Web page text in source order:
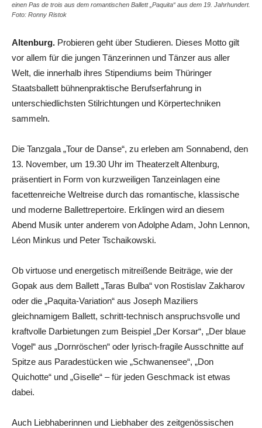
einen Pas de trois aus dem romantischen Ballett „Paquita“ aus dem 19. Jahrhundert.
Foto: Ronny Ristok
Altenburg. Probieren geht über Studieren. Dieses Motto gilt
vor allem für die jungen Tänzerinnen und Tänzer aus aller
Welt, die innerhalb ihres Stipendiums beim Thüringer
Staatsballett bühnenpraktische Berufserfahrung in
unterschiedlichsten Stilrichtungen und Körpertechniken
sammeln.
Die Tanzgala „Tour de Danse“, zu erleben am Sonnabend, den
13. November, um 19.30 Uhr im Theaterzelt Altenburg,
präsentiert in Form von kurzweiligen Tanzeinlagen eine
facettenreiche Weltreise durch das romantische, klassische
und moderne Ballettrepertoire. Erklingen wird an diesem
Abend Musik unter anderem von Adolphe Adam, John Lennon,
Léon Minkus und Peter Tschaikowski.
Ob virtuose und energetisch mitreißende Beiträge, wie der
Gopak aus dem Ballett „Taras Bulba“ von Rostislav Zakharov
oder die „Paquita-Variation“ aus Joseph Maziliers
gleichnamigem Ballett, schritt-technisch anspruchsvolle und
kraftvolle Darbietungen zum Beispiel „Der Korsar“, „Der blaue
Vogel“ aus „Dornröschen“ oder lyrisch-fragile Ausschnitte auf
Spitze aus Paradestücken wie „Schwanensee“, „Don
Quichotte“ und „Giselle“ – für jeden Geschmack ist etwas
dabei.
Auch Liebhaberinnen und Liebhaber des zeitgenössischen